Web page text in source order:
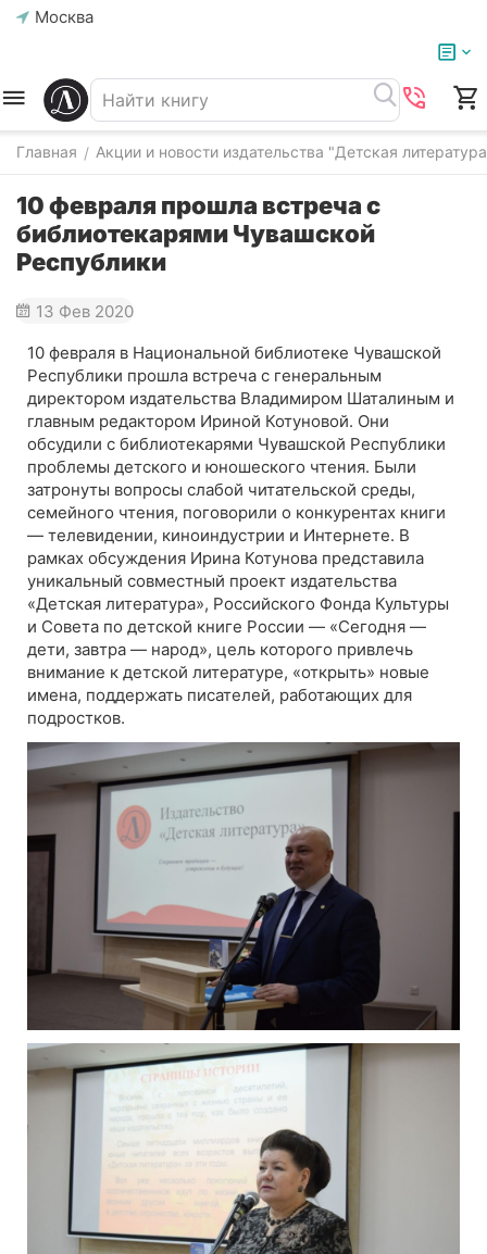
Москва
Главная / Акции и новости издательства "Детская
10 февраля прошла встреча с
библиотекарями Чувашской
Республики
13 Фев 2020
10 февраля в Национальной библиотеке Чувашской
Республики прошла встреча с генеральным
директором издательства Владимиром Шаталиным и
главным редактором Ириной Котуновой. Они
обсудили с библиотекарями Чувашской Республики
проблемы детского и юношеского чтения. Были
затронуты вопросы слабой читательской среды,
семейного чтения, поговорили о конкурентах книги
— телевидении, киноиндустрии и Интернете. В
рамках обсуждения Ирина Котунова представила
уникальный совместный проект издательства
«Детская литература», Российского Фонда Культуры
и Совета по детской книге России — «Сегодня —
дети, завтра — народ», цель которого привлечь
внимание к детской литературе, «открыть» новые
имена, поддержать писателей, работающих для
подростков.